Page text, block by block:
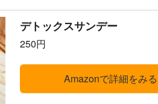
デトックスサンデー
250円
Amazonで詳細をみる